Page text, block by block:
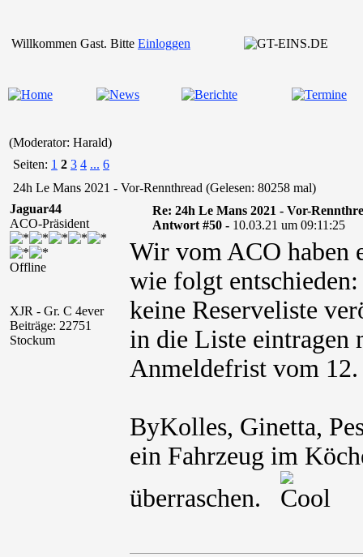
Willkommen Gast. Bitte Einloggen
(Moderator: Harald)
Seiten: 1 2 3 4 ... 6
24h Le Mans 2021 - Vor-Rennthread (Gelesen: 80258 mal)
Jaguar44
ACO-Präsident
Offline
XJR - Gr. C 4ever
Beiträge: 22751
Stockum
Re: 24h Le Mans 2021 - Vor-
Antwort #50 - 10.03.21 um 09:11:25
Wir vom ACO haben
wie folgt
keine Reserveliste
in die Liste eintragen
Anmeldefrist vom
ByKolles, Ginetta,
ein Fahrzeug im
überraschen.